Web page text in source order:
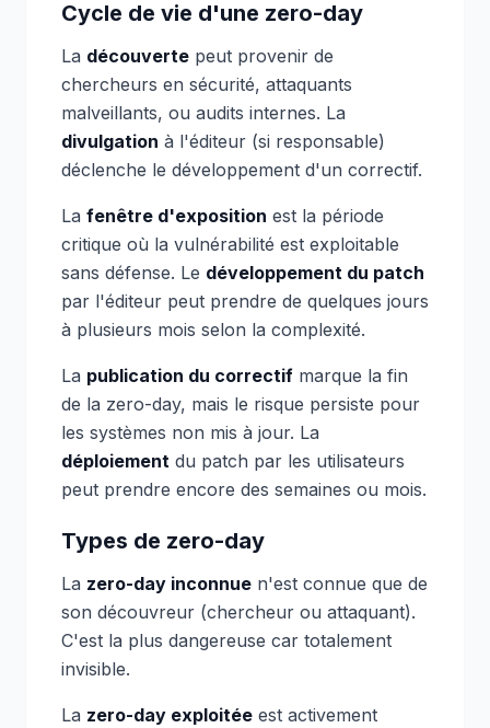
Cycle de vie d'une zero-day
La découverte peut provenir de
chercheurs en sécurité, attaquants
malveillants, ou audits internes. La
divulgation à l'éditeur (si responsable)
déclenche le développement d'un correctif.
La fenêtre d'exposition est la période
critique où la vulnérabilité est exploitable
sans défense. Le développement du patch
par l'éditeur peut prendre de quelques jours
à plusieurs mois selon la complexité.
La publication du correctif marque la fin
de la zero-day, mais le risque persiste pour
les systèmes non mis à jour. La
déploiement du patch par les utilisateurs
peut prendre encore des semaines ou mois.
Types de zero-day
La zero-day inconnue n'est connue que de
son découvreur (chercheur ou attaquant).
C'est la plus dangereuse car totalement
invisible.
La zero-day exploitée est activement